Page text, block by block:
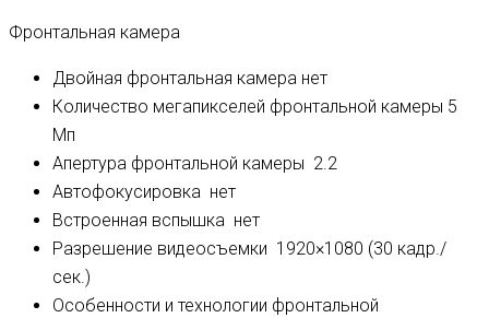
Фронтальная камера
Двойная фронтальная камера нет
Количество мегапикселей фронтальной камеры 5
Мп
Апертура фронтальной камеры 2.2
Автофокусировка нет
Встроенная вспышка нет
Разрешение видеосъемки 1920×1080 (30 кадр./
сек.)
Особенности и технологии фронтальной